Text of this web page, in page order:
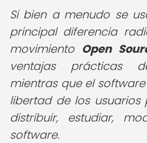
Si bien a menudo se
principal diferencia
movimiento Open
ventajas prácticas
mientras que el software
libertad de los usuarios
distribuir, estudiar,
software.